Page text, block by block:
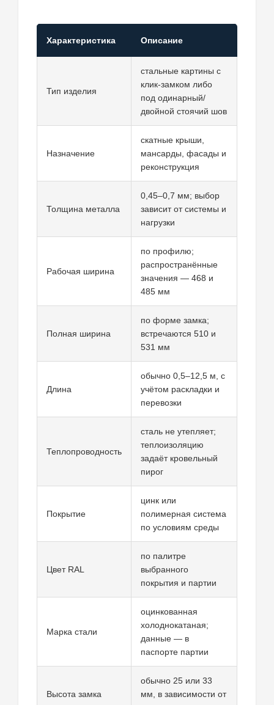
Характеристика Описание
Тип изделия
стальные картины с
клик-замком либо
под одинарный/
двойной стоячий шов
Назначение
скатные крыши,
мансарды, фасады и
реконструкция
Толщина металла
0,45–0,7 мм; выбор
зависит от системы и
нагрузки
Рабочая ширина
по профилю;
распространённые
значения — 468 и
485 мм
Полная ширина
по форме замка;
встречаются 510 и
531 мм
Длина
обычно 0,5–12,5 м, с
учётом раскладки и
перевозки
Теплопроводность
сталь не утепляет;
теплоизоляцию
задаёт кровельный
пирог
Покрытие
цинк или
полимерная система
по условиям среды
Цвет RAL
по палитре
выбранного
покрытия и партии
Марка стали
оцинкованная
холоднокатаная;
данные — в
паспорте партии
Высота замка
обычно 25 или 33
мм, в зависимости от